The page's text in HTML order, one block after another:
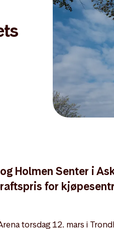
Holmen Senter i
for
torsdag 12. mars i